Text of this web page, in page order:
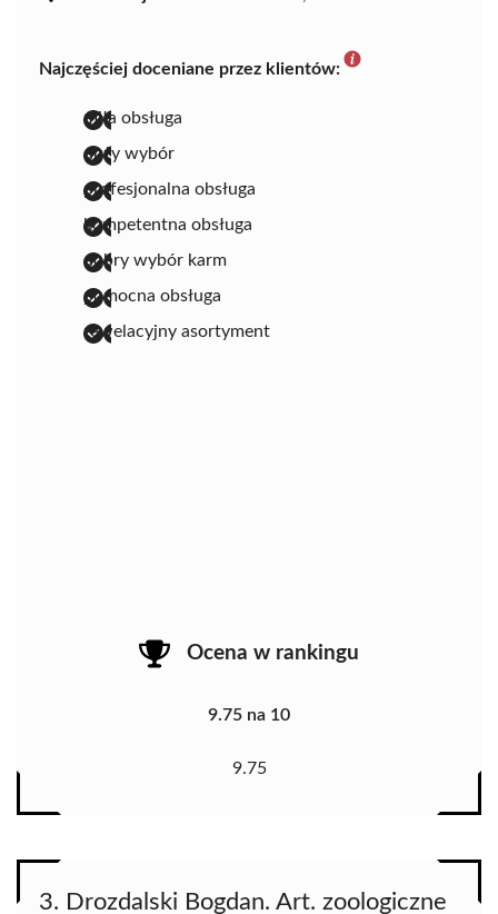
Najczęściej doceniane przez klientów:
miła obsługa
duży wybór
profesjonalna obsługa
kompetentna obsługa
dobry wybór karm
pomocna obsługa
rewelacyjny asortyment
Ocena w rankingu
9.75 na 10
9.75
3. Drozdalski Bogdan. Art. zoologiczne